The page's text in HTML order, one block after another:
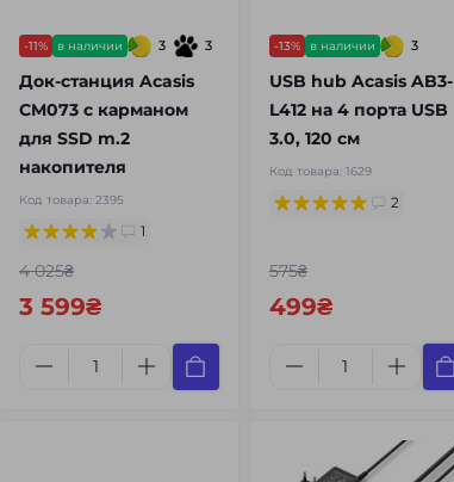
-11% в наличии 3 3
Док-станция Acasis
CM073 с карманом
для SSD m.2
накопителя
Код товара: 2395
1
4 025₴
3 599₴
-13% в наличии 3
USB hub Acasis AB3-
L412 на 4 порта USB
3.0, 120 см
Код товара: 1629
2
575₴
499₴